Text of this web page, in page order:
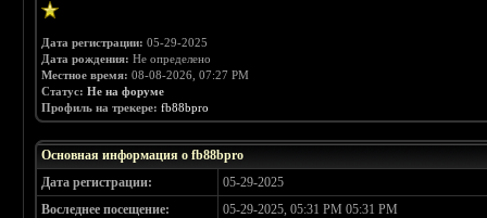
Дата регистрации: 05-29-2025
Дата рождения: Не определено
Местное время: 08-08-2026, 07:27 PM
Статус: Не на форуме
Профиль на трекере: fb88bpro
Основная информация о fb88bpro
Дата регистрации:
05-29-2025
Воследнее посещение:
05-29-2025, 05:31 PM 05:31 PM